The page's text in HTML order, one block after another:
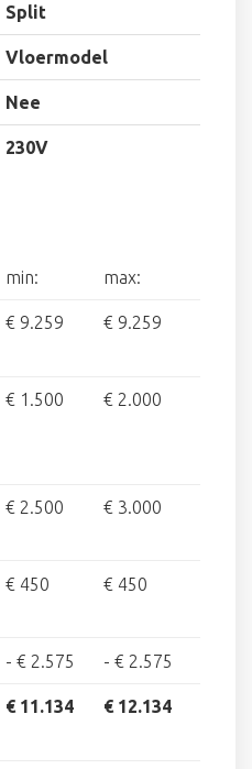
Split
Vloermodel
Nee
230V
min: max:
€ 9.259 € 9.259
€ 1.500 € 2.000
€ 2.500 € 3.000
€ 450 € 450
- € 2.575 - € 2.575
€ 11.134 € 12.134